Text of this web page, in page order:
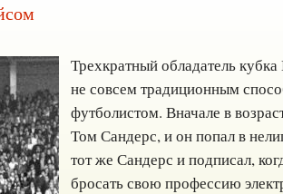
Трехкратный обладатель
не совсем традиционным
футболистом. Вначале в
Том Сандерс, и он попал в
тот же Сандерс и подписал,
бросать свою профессию